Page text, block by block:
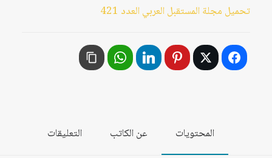
تحميل مجلة المستقبل العربي العدد 421
المحتويات عن الكاتب التعليقات